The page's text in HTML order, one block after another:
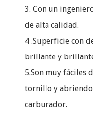
3. Con un
de alta calidad.
4 .Superficie con
brillante y
5.Son muy fáciles
tornillo y
carburador.